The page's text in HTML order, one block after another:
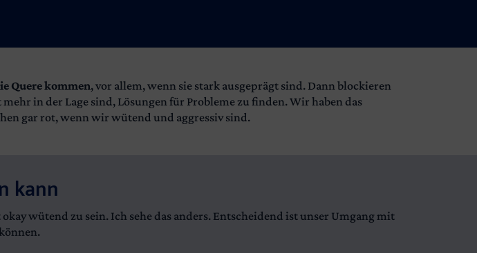
Quere kommen, vor allem, wenn sie stark ausgeprägt sind. Dann blockieren
in der Lage sind, Lösungen für Probleme zu finden. Wir haben das
gar rot, wenn wir wütend und aggressiv sind.
kann
wütend zu sein. Ich sehe das anders. Entscheidend ist unser Umgang mit